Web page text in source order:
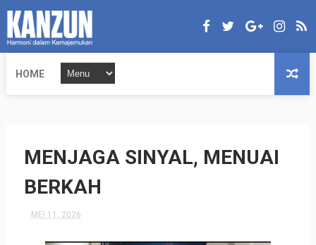
HOME
MENJAGA SINYAL, MENUAI
BERKAH
MEI 11, 2026